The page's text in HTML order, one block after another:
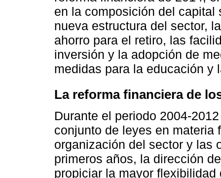
en la composición del
nueva estructura del sector,
ahorro para el retiro, las
inversión y la adopción de
medidas para la educación y
La reforma financiera de
Durante el periodo 2004-
conjunto de leyes en materia
organización del sector y las
primeros años, la dirección
propiciar la mayor